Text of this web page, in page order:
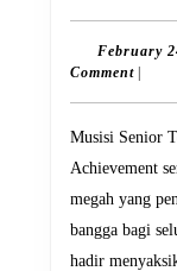
February
Comment
Musisi Senior Terima Penghargaan Lifetime
Achievement
megah yang
bangga bagi
hadir